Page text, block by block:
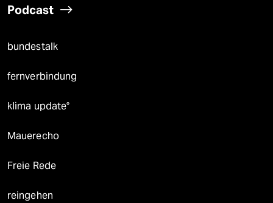
Podcast
bundestalk
fernverbindung
klima update°
Mauerecho
Freie Rede
reingehen